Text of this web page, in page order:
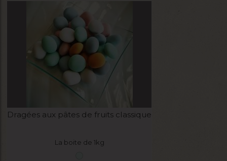
Dragées aux pâtes de fruits classique
La boite de 1kg